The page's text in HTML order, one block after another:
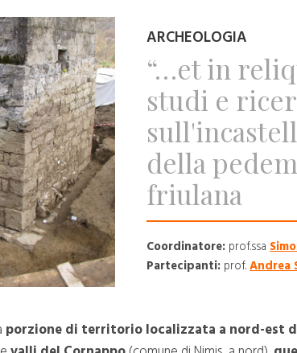
ARCHEOLOGIA
“…et in
studi e
della
friulana
Coordinatore: prof.ssa
Partecipanti: prof.Andrea
porzione di territorio localizzata a nord-est